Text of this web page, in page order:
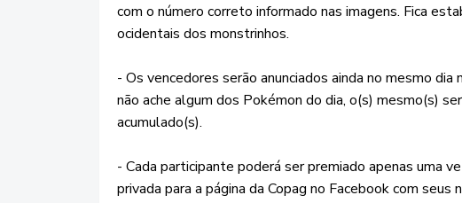
com o número correto informado nas imagens. Fica
ocidentais dos monstrinhos.
- Os vencedores serão anunciados ainda no mesmo dia
não ache algum dos Pokémon do dia, o(s) mesmo(s)
acumulado(s).
- Cada participante poderá ser premiado apenas uma
privada para a página da Copag no Facebook com